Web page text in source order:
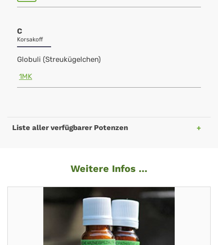
C
Korsakoff
Globuli (Streukügelchen)
1MK
Liste aller verfügbarer Potenzen
Weitere Infos ...